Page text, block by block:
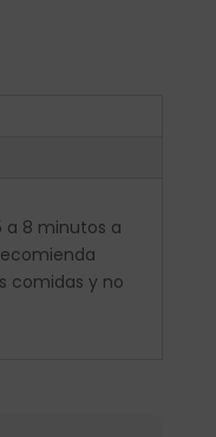
a 8 minutos a
comidas y no